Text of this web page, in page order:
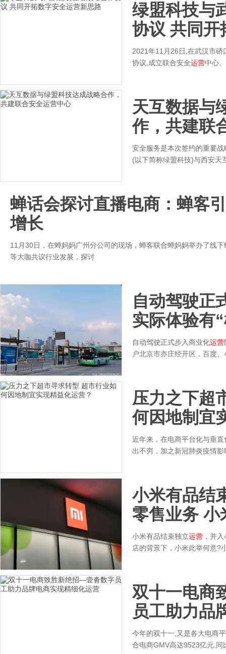
绿盟科技与
协议 共同开
2021年11月26日,在武汉市
协议,成立联合安全运营中心
天互数据与
作，共建联
安全服务是本次签约的重要
(以下简称绿盟科技)与西安天
蝉话会探讨直播电商：蝉客
增长
11月30日，在蝉妈妈广州分公司的现场，蝉客联合蝉妈妈举办了线
等大咖共议行业发展，探讨
自动驾驶正
实际体验有
自动驾驶正式步入商业化运营
户北京市亦庄经开区，百度
压力之下超
何因地制宜
近年来，在电商平台化与垂
出不穷，加之新冠肺炎疫情
小米有品结
零售业务 小
小米有品结束独立运营 ，并
店的背景下，小米此举何意?
双十一电商
员工助力品
今年的双十一,又是各大电商
合电商GMV高达9523亿元,